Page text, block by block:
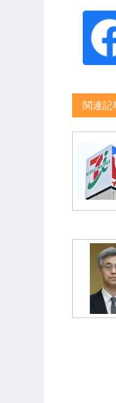
関連記